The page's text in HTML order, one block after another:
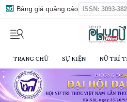
Bảng giá quảng cáo ISSN: 3093-
TRANG CHỦ SỰ KIỆN NỮ TRÍ